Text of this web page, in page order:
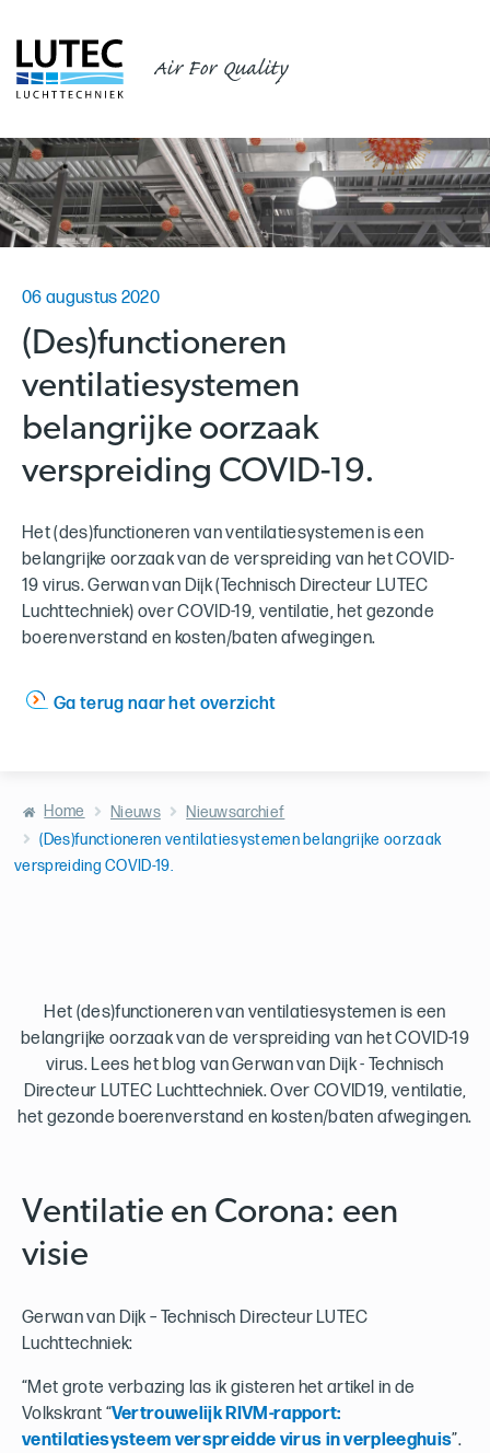
Air For Quality
06 augustus 2020
(Des)functioneren
ventilatiesystemen
belangrijke oorzaak
verspreiding COVID-19.
Het (des)functioneren van ventilatiesystemen is een
belangrijke oorzaak van de verspreiding van het COVID-
19 virus. Gerwan van Dijk (Technisch Directeur LUTEC
Luchttechniek) over COVID-19, ventilatie, het gezonde
boerenverstand en kosten/baten afwegingen.
Ga terug naar het overzicht
Home Nieuws
Nieuwsarchief
(Des)functioneren ventilatiesystemen belangrijke oorzaak
verspreiding COVID-19.
Het (des)functioneren van ventilatiesystemen is een
belangrijke oorzaak van de verspreiding van het COVID-19
virus. Lees het blog van Gerwan van Dijk - Technisch
Directeur LUTEC Luchttechniek. Over COVID19, ventilatie,
het gezonde boerenverstand en kosten/baten afwegingen.
Ventilatie en Corona: een
visie
Gerwan van Dijk – Technisch Directeur LUTEC
Luchttechniek:
“Met grote verbazing las ik gisteren het artikel in de
Volkskrant “Vertrouwelijk RIVM-rapport:
ventilatiesysteem verspreidde virus in verpleeghuis”.